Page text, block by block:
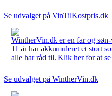
Se udvalget på VinTilKostpris.dk
WintherVin.dk er en far og
11 år har akkumuleret et stort
alle har råd til. Klik her for at se
Se udvalget på WintherVin.dk